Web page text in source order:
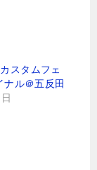
スタムフェ
ル＠五反田